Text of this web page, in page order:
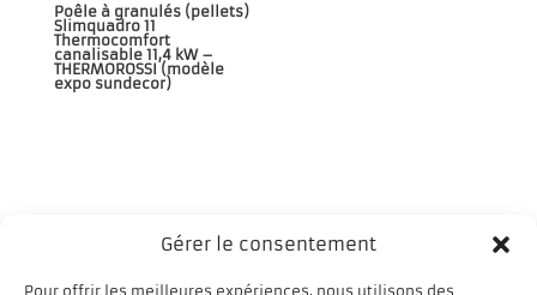
Gérer le consentement
Pour offrir les meilleures expériences, nous utilisons des
Poêle à granulés (pellets)
Slimquadro 11
Thermocomfort
canalisable 11,4 kW –
THERMOROSSI (modèle
expo sundecor)